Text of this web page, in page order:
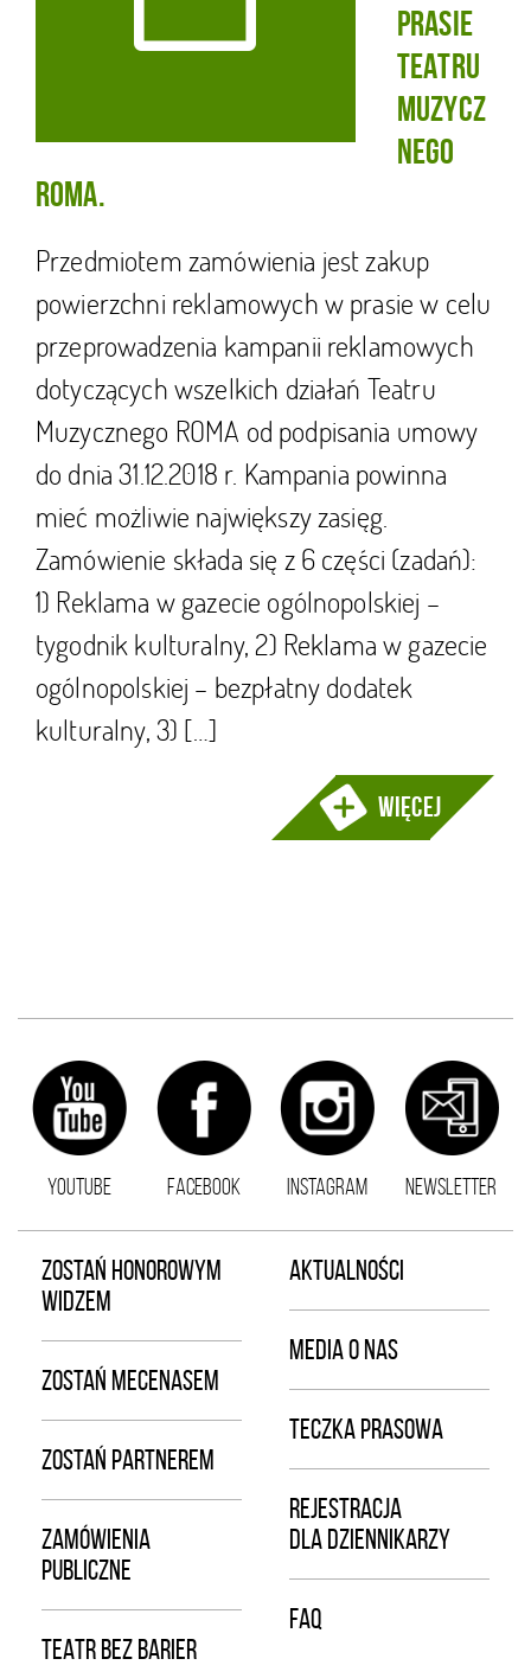
PRASIE
TEATRU
MUZYCZ
NEGO
ROMA.
Przedmiotem zamówienia jest zakup
powierzchni reklamowych w prasie w celu
przeprowadzenia kampanii reklamowych
dotyczących wszelkich działań Teatru
Muzycznego ROMA od podpisania umowy
do dnia 31.12.2018 r. Kampania powinna
mieć możliwie największy zasięg.
Zamówienie składa się z 6 części (zadań):
1) Reklama w gazecie ogólnopolskiej –
tygodnik kulturalny, 2) Reklama w gazecie
ogólnopolskiej – bezpłatny dodatek
kulturalny, 3) […]
więcej
YOUTUBE FACEBOOK INSTAGRAM NEWSLETTER
ZOSTAŃ HONOROWYM
WIDZEM
ZOSTAŃ MECENASEM
ZOSTAŃ PARTNEREM
ZAMÓWIENIA
PUBLICZNE
TEATR BEZ BARIER
AKTUALNOŚCI
MEDIA O NAS
TECZKA PRASOWA
REJESTRACJA
DLA DZIENNIKARZY
FAQ